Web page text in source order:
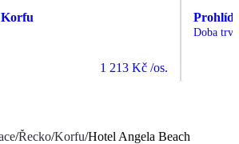
1 213 Kč /os.
Doba
/Řecko/Korfu/Hotel Angela Beach